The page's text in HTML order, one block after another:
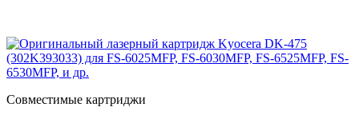
Совместимые картриджи